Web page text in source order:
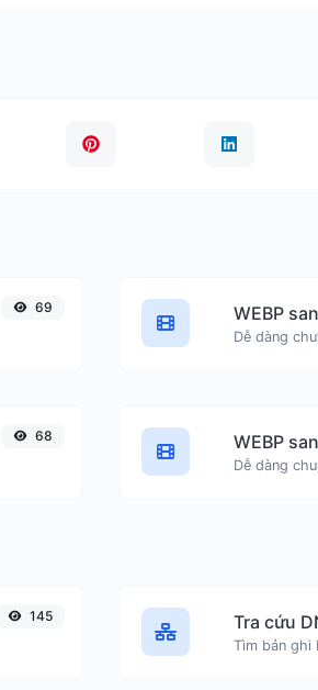
69 WEBP
Dễ dàng
68 WEBP
Dễ dàng
145 Tra cứu